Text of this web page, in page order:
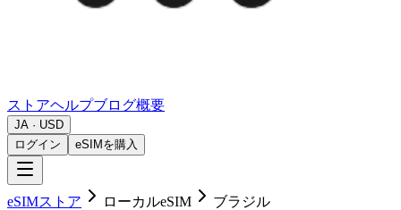
ストアヘルプブログ概要
JA · USD
ログイン
eSIMを購入
eSIMストア ローカルeSIM ブラジル